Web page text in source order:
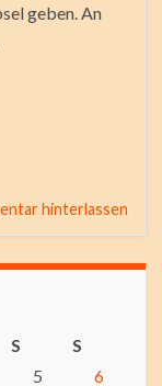
geben. An
hinterlassen
S
S
5
6